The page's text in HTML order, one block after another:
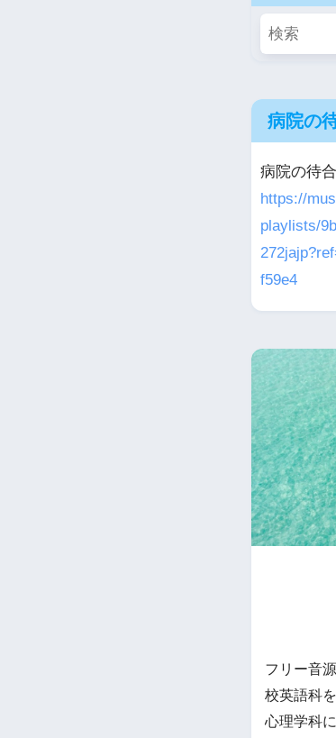
病院の
病院の待
https://
playlists/
f59e4
フリー音
校英語科
心理学科